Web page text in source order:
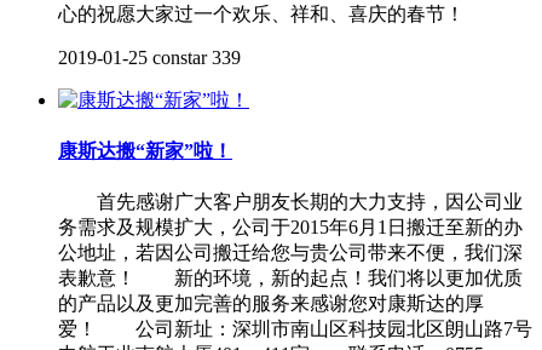
心的祝愿大家过一个欢乐、祥和、喜庆的春节！
2019-01-25 constar 339
康斯达搬“新家”啦！
首先感谢广大客户朋友长期的大力支持，因公司业
务需求及规模扩大，公司于2015年6月1日搬迁至新的办
公地址，若因公司搬迁给您与贵公司带来不便，我们深
表歉意！ 新的环境，新的起点！我们将以更加优质
的产品以及更加完善的服务来感谢您对康斯达的厚
爱！ 公司新址：深圳市南山区科技园北区朗山路7号